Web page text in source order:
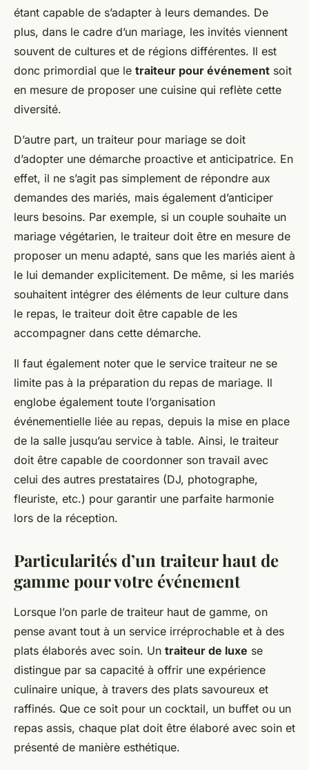
étant capable de s’adapter à leurs demandes. De
plus, dans le cadre d’un mariage, les invités viennent
souvent de cultures et de régions différentes. Il est
donc primordial que le traiteur pour événement soit
en mesure de proposer une cuisine qui reflète cette
diversité.
D’autre part, un traiteur pour mariage se doit
d’adopter une démarche proactive et anticipatrice. En
effet, il ne s’agit pas simplement de répondre aux
demandes des mariés, mais également d’anticiper
leurs besoins. Par exemple, si un couple souhaite un
mariage végétarien, le traiteur doit être en mesure de
proposer un menu adapté, sans que les mariés aient à
le lui demander explicitement. De même, si les mariés
souhaitent intégrer des éléments de leur culture dans
le repas, le traiteur doit être capable de les
accompagner dans cette démarche.
Il faut également noter que le service traiteur ne se
limite pas à la préparation du repas de mariage. Il
englobe également toute l’organisation
événementielle liée au repas, depuis la mise en place
de la salle jusqu’au service à table. Ainsi, le traiteur
doit être capable de coordonner son travail avec
celui des autres prestataires (DJ, photographe,
fleuriste, etc.) pour garantir une parfaite harmonie
lors de la réception.
Particularités d’un traiteur haut de
gamme pour votre événement
Lorsque l’on parle de traiteur haut de gamme, on
pense avant tout à un service irréprochable et à des
plats élaborés avec soin. Un traiteur de luxe se
distingue par sa capacité à offrir une expérience
culinaire unique, à travers des plats savoureux et
raffinés. Que ce soit pour un cocktail, un buffet ou un
repas assis, chaque plat doit être élaboré avec soin et
présenté de manière esthétique.